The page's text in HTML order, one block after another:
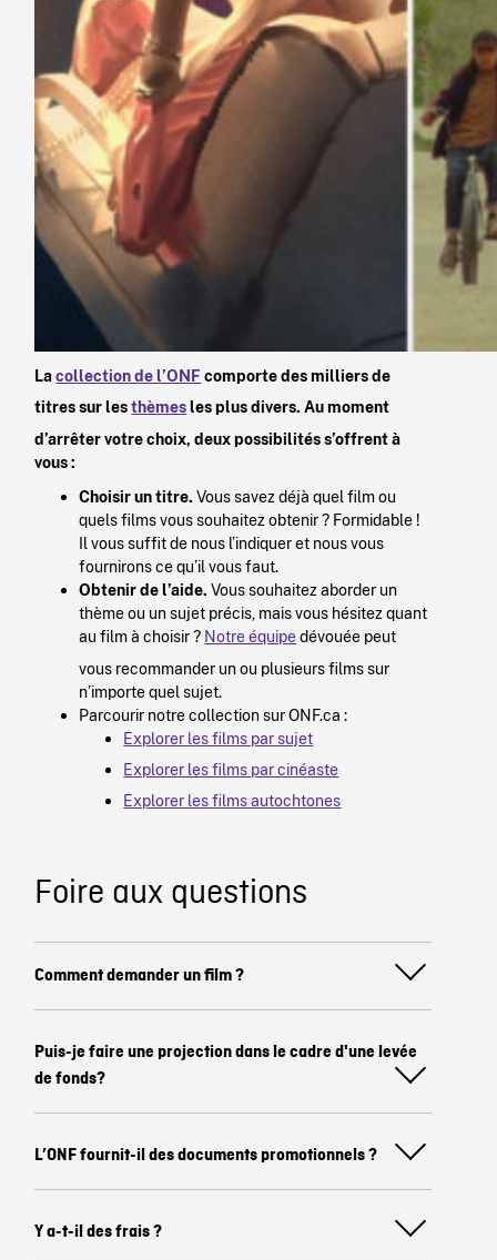
Lacollection de l’ONF comporte des milliers de
titres sur lesthèmesles plus divers. Au moment
d’arrêter votre choix, deux possibilités s’offrent à
vous :
Choisir un titre. Vous savez déjà quel film ou
quels films vous souhaitez obtenir ? Formidable !
Il vous suffit de nous l’indiquer et nous vous
fournirons ce qu’il vous faut.
Obtenir de l’aide. Vous souhaitez aborder un
thème ou un sujet précis, mais vous hésitez quant
au film à choisir ? Notre équipedévouée peut
vous recommander un ou plusieurs films sur
n’importe quel sujet.
Parcourir notre collection sur ONF.ca :
Explorer les films par sujet
Explorer les films par cinéaste
Explorer les films autochtones
Foire aux questions
Comment demander un film ?
Puis-je faire une projection dans le cadre d'une levée
de fonds?
L’ONF fournit-il des documents promotionnels ?
Y a-t-il des frais ?